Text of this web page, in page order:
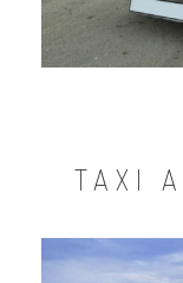
TAXI